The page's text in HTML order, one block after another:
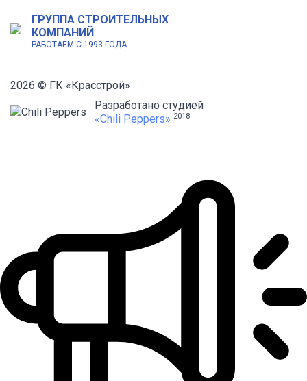
ГРУППА СТРОИТЕЛЬНЫХ
КОМПАНИЙ
РАБОТАЕМ С 1993 ГОДА
2026 © ГК «Красстрой»
Разработано студией
«Chili Peppers» 2018